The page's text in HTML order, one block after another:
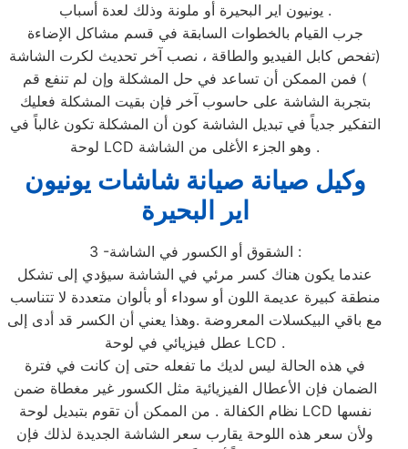
يونيون اير البحيرة أو ملونة وذلك لعدة أسباب .
جرب القيام بالخطوات السابقة في قسم مشاكل الإضاءة
(تفحص كابل الفيديو والطاقة ، نصب آخر تحديث لكرت الشاشة
) فمن الممكن أن تساعد في حل المشكلة وإن لم تنفع قم
بتجربة الشاشة على حاسوب آخر فإن بقيت المشكلة فعليك
التفكير جدياً في تبديل الشاشة كون أن المشكلة تكون غالباً في
لوحة LCD وهو الجزء الأغلى من الشاشة .
وكيل صيانة صيانة شاشات يونيون
اير البحيرة
3 -الشقوق أو الكسور في الشاشة :
عندما يكون هناك كسر مرئي في الشاشة سيؤدي إلى تشكل
منطقة كبيرة عديمة اللون أو سوداء أو بألوان متعددة لا تتناسب
مع باقي البيكسلات المعروضة .وهذا يعني أن الكسر قد أدى إلى
عطل فيزيائي في لوحة LCD .
في هذه الحالة ليس لديك ما تفعله حتى إن كانت في فترة
الضمان فإن الأعطال الفيزيائية مثل الكسور غير مغطاة ضمن
نظام الكفالة . من الممكن أن تقوم بتبديل لوحة LCD نفسها
ولأن سعر هذه اللوحة يقارب سعر الشاشة الجديدة لذلك فإن